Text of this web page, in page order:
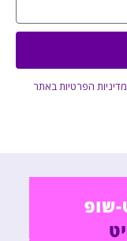
מדיניות הפרטיות באתר